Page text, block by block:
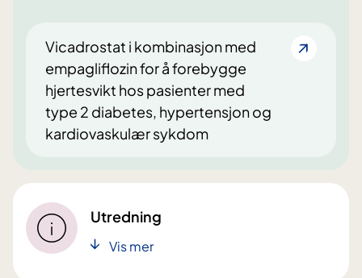
Vicadrostat i kombinasjon med
empagliflozin for å forebygge
hjertesvikt hos pasienter med
type 2 diabetes, hypertensjon og
kardiovaskulær sykdom
Utredning
Vis mer